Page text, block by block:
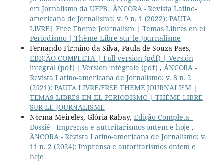
em Jornalismo da UFPB , ÂNCORA - Revista Latino-
americana de Jornalismo: v. 9 n. 1 (2022): PAUTA
LIVRE| Free Theme Journalism | Temas Libres en el
Periodismo | Thème Libre sur le Journalisme
Fernando Firmino da Silva, Paula de Souza Paes,
EDIÇÃO COMPLETA | Full version (pdf) | Versión
integral (pdf) | Versión intégrale (pdf) , ÂNCORA -
Revista Latino-americana de Jornalismo: v. 8 n. 2
(2021): PAUTA LIVRE/FREE THEME JOURNALISM |
TEMAS LIBRES EN EL PERIODISMO | THÈME LIBRE
SUR LE JOURNALISME
Norma Meireles, Glória Rabay, Edição Completa -
Dossiê - Imprensa e autoritarismos ontem e hoje ,
ÂNCORA - Revista Latino-americana de Jornalismo: v.
11 n. 2 (2024): Imprensa e autoritarismos ontem e
hoje